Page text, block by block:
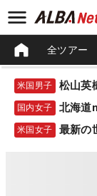
全ツアー
米国男子
国内女子 北海道
米国女子 最新の